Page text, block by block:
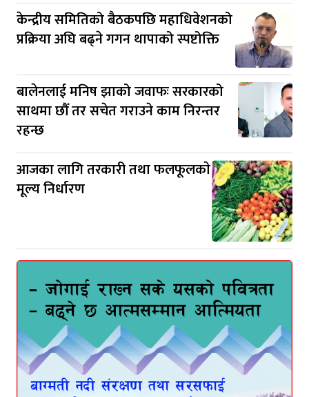
केन्द्रीय समितिको बैठकपछि महाधिवेशनको
प्रक्रिया अघि बढ्ने गगन थापाको स्पष्टोक्ति
बालेनलाई मनिष झाको जवाफः सरकारको
साथमा छौँ तर सचेत गराउने काम निरन्तर
रहन्छ
आजका लागि तरकारी तथा फलफूलकाे
मूल्य निर्धारण